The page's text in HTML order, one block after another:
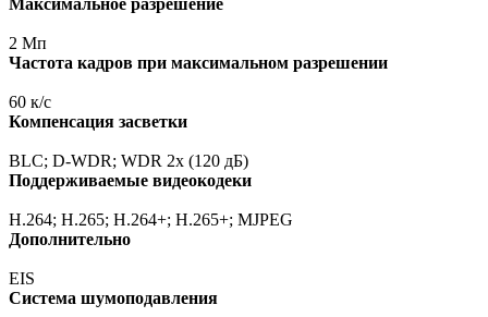
Максимальное разрешение
2 Мп
Частота кадров при максимальном разрешении
60 к/с
Компенсация засветки
BLC; D-WDR; WDR 2x (120 дБ)
Поддерживаемые видеокодеки
H.264; H.265; H.264+; H.265+; MJPEG
Дополнительно
EIS
Система шумоподавления